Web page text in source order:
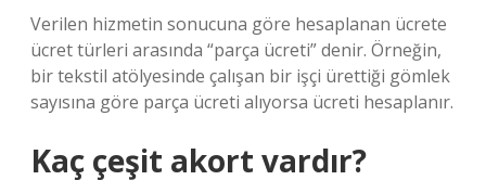
Verilen hizmetin sonucuna göre hesaplanan ücrete
ücret türleri arasında “parça ücreti” denir. Örneğin,
bir tekstil atölyesinde çalışan bir işçi ürettiği gömlek
sayısına göre parça ücreti alıyorsa ücreti hesaplanır.
Kaç çeşit akort vardır?